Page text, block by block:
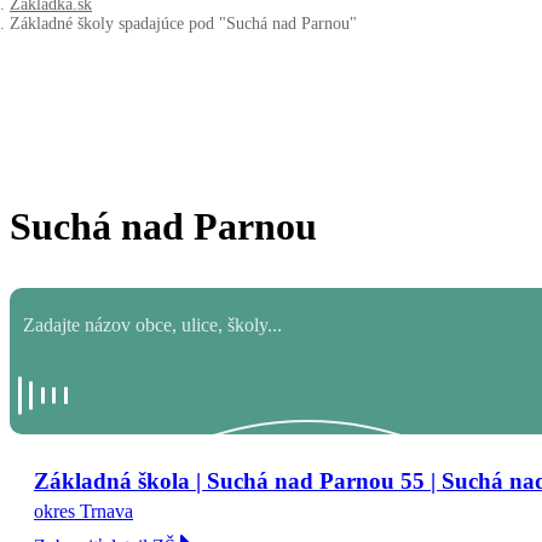
Zakladka.sk
Základné školy spadajúce pod "Suchá nad Parnou"
Suchá nad Parnou
Základná škola | Suchá nad Parnou 55 | Suchá
okres Trnava